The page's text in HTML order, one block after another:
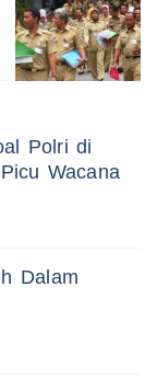
Polri di
Wacana
Dalam